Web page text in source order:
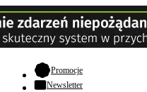
Promocje- otwiera się w
Newsletter